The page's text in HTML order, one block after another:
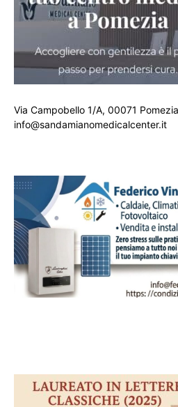
Via Campobello 1/A, 00071
info@sandamianomedicalcenter.it